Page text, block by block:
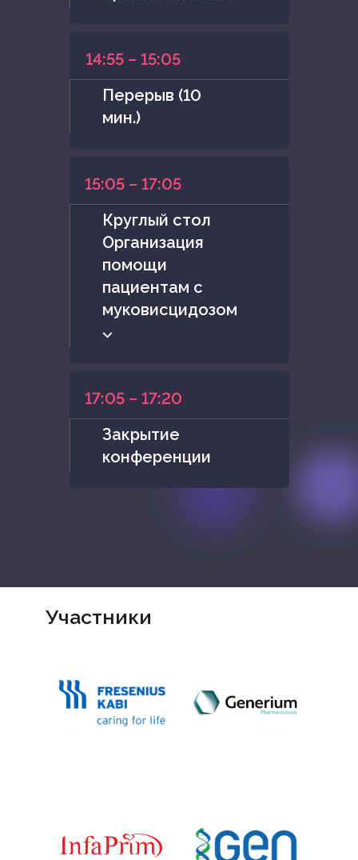
14:55 – 15:05
Перерыв (10
мин.)
15:05 – 17:05
Круглый стол
Организация
помощи
пациентам с
муковисцидозом
⌵
17:05 – 17:20
Закрытие
конференции
Участники